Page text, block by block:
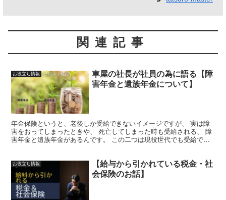
関連記事
お役立ち情報
車屋の社長が社員の為に語る【障
害年金と遺族年金について】
年金保険というと、老後しか受給できないイメージですが、 実は障
害をおってしまったときや、 死亡してしまった時も受給される、 障
害年金と遺族年金があるんです。 この二つは現役世代でも受給でき
お役立ち情報
【給与から引かれている税金・社
会保険のお話】